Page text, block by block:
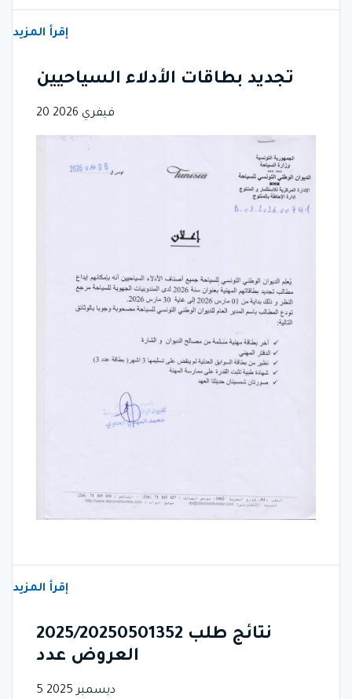
إقرأ المزيد
تجديد بطاقات الأدلاء السياحيين
20 فيفري 2026
إقرأ المزيد
2025/20250501352 نتائج طلب
العروض عدد
5 ديسمبر 2025